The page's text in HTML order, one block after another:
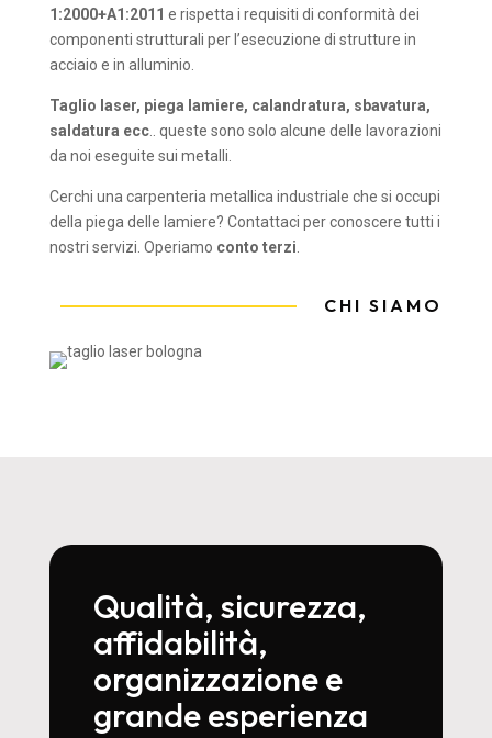
1:2000+A1:2011 e rispetta i requisiti di conformità dei
componenti strutturali per l’esecuzione di strutture in
acciaio e in alluminio.
Taglio laser, piega lamiere, calandratura, sbavatura,
saldatura ecc.. queste sono solo alcune delle lavorazioni
da noi eseguite sui metalli.
Cerchi una carpenteria metallica industriale che si occupi
della piega delle lamiere? Contattaci per conoscere tutti i
nostri servizi. Operiamo conto terzi.
CHI SIAMO
Qualità, sicurezza,
affidabilità,
organizzazione e
grande esperienza